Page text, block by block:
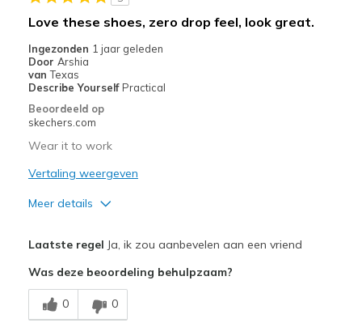
Love these shoes, zero drop feel, look great.
Ingezonden 1 jaar geleden
Door Arshia
van Texas
Describe Yourself Practical
Beoordeeld op
skechers.com
Wear it to work
Vertaling weergeven
Meer details
Beste toepassingen
Casual Wear
Laatste regel Ja, ik zou aanbevelen aan een vriend
Was deze beoordeling behulpzaam?
0 0